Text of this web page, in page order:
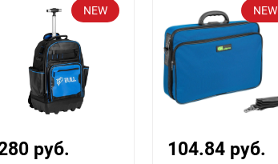
NEW
104.84 руб.
NEW
87.44 руб.